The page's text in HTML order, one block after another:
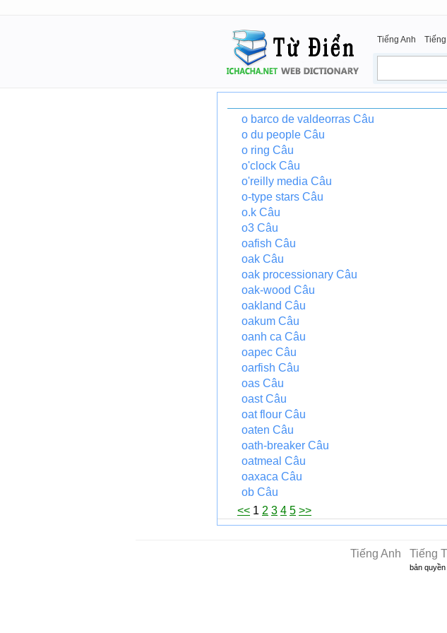
Tiếng Anh
o barco de valdeorras Câu
o du people Câu
o ring Câu
o'clock Câu
o'reilly media Câu
o-type stars Câu
o.k Câu
o3 Câu
oafish Câu
oak Câu
oak processionary Câu
oak-wood Câu
oakland Câu
oakum Câu
oanh ca Câu
oapec Câu
oarfish Câu
oas Câu
oast Câu
oat flour Câu
oaten Câu
oath-breaker Câu
oatmeal Câu
oaxaca Câu
ob Câu
<< 1 2 3 4 5 >>
Tiếng Anh Tiếng
bản